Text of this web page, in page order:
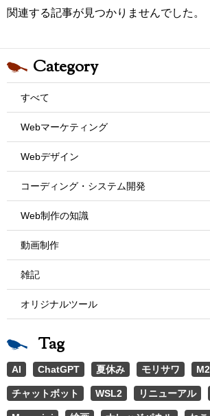
関連する記事が見つかりませんでした。
Category
すべて
Webマーケティング
Webデザイン
コーディング・システム開発
Web制作の知識
動画制作
雑記
オリジナルツール
Tag
AI ChatGPT 夏休み モリサワ M2
チャットボット WSL2 リニューアル